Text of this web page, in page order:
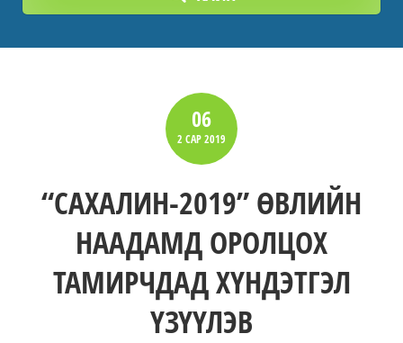
06
2 САР2019
“САХАЛИН-2019” ӨВЛИЙН
НААДАМД ОРОЛЦОХ
ТАМИРЧДАД ХҮНДЭТГЭЛ
ҮЗҮҮЛЭВ